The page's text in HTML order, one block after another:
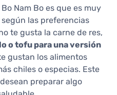
Nam Bo es que es muy
las preferencias
te gusta la carne de res,
o tofu para una versión
gustan los alimentos
chiles o especias. Este
preparar algo